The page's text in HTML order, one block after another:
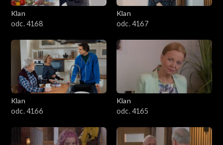
Klan
odc. 4168
Klan
odc. 4167
Klan
odc. 4166
Klan
odc. 4165